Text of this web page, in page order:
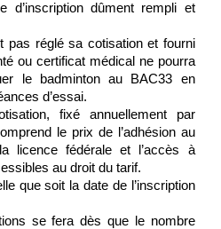
d’inscription dûment rempli et
pas réglé sa cotisation et fourni
ou certificat médical ne pourra
le badminton au BAC33 en
d’essai.
fixé annuellement par
le prix de l’adhésion au
licence fédérale et l’accès à
au droit du tarif.
que soit la date de l’inscription
se fera dès que le nombre